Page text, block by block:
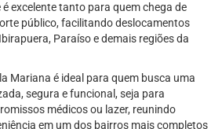
excelente tanto para quem chega de
público, facilitando deslocamentos
Paraíso e demais regiões da
Mariana é ideal para quem busca uma
segura e funcional, seja para
médicos ou lazer, reunindo
em um dos bairros mais completos